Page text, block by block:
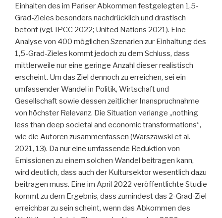
Einhalten des im Pariser Abkommen festgelegten 1,5-
Grad-Zieles besonders nachdrücklich und drastisch
betont (vgl. IPCC 2022; United Nations 2021). Eine
Analyse von 400 möglichen Szenarien zur Einhaltung des
1,5-Grad-Zieles kommt jedoch zu dem Schluss, dass
mittlerweile nur eine geringe Anzahl dieser realistisch
erscheint. Um das Ziel dennoch zu erreichen, sei ein
umfassender Wandel in Politik, Wirtschaft und
Gesellschaft sowie dessen zeitlicher Inanspruchnahme
von höchster Relevanz. Die Situation verlange „nothing
less than deep societal and economic transformations“,
wie die Autoren zusammenfassen (Warszawski et al.
2021, 13). Da nur eine umfassende Reduktion von
Emissionen zu einem solchen Wandel beitragen kann,
wird deutlich, dass auch der Kultursektor wesentlich dazu
beitragen muss. Eine im April 2022 veröffentlichte Studie
kommt zu dem Ergebnis, dass zumindest das 2-Grad-Ziel
erreichbar zu sein scheint, wenn das Abkommen des